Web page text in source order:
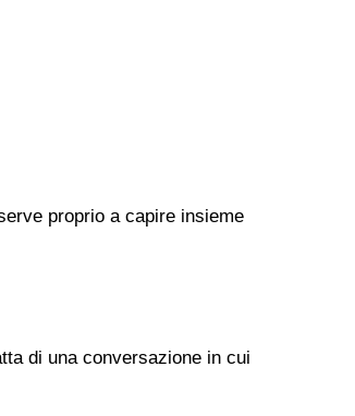
proprio a capire insieme
di una conversazione in cui